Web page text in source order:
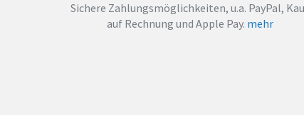
Sichere Zahlungsmöglichkeiten, u.a. PayPal,
auf Rechnung und Apple Pay. mehr